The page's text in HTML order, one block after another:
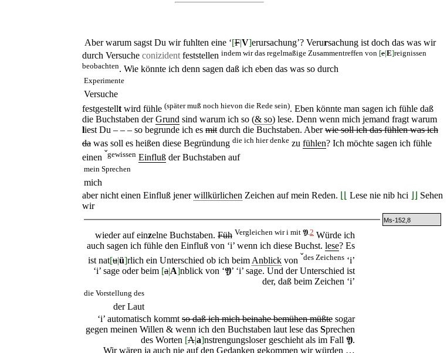
Aber warum sagst Du wir fuhlten eine ‘[F|V]erursachung’? Verursachung ist doch das was wir
durch Versuche conizidentfeststellen indem wir das regelmaßige Zusammentreffen von [e|E]reignissen
beobachten. Wie könnte ich denn sagen daß ich eben das was so durch
Experimente
Versuche
festgestellt wird fühle (später muß noch hievon die Rede sein). Eben könnte man sagen ich fühle daß
die Buchstaben derGrund sind warum ich so (& so) lese. Denn wenn mich jemand fragt warum
liest Du – – – so begrunde ich es mit durch die Buchstaben. Aberwie soll ich das fühlen was ich
da was soll es heißen diese Begründung die ich hier denke zu fühlen? Ich möchte sagen ich fühle
einen ˇgewissen Einfluß der Buchstaben auf
mein Sprechen
mich
aber nicht einen Einfluß jenerwillkürlichen Zeichen auf mein Reden. Lese nie nib hci
Sehen
wir
Ms-152,8
wieder auf einzelne Buchstaben. Füh Vergleichen wir i mit 𝖄 2 Würde ich
auch sagen ich fühle den Einfluß von ‘i’ wenn ich diese Buchst. lese? Es
ist nat[u|ü]rlich ein Unterschied ob ich beim Anblick von ˇdes Zeichens ‘i’
‘i’ sage oder beim [a|A]nblick von ‘𝖄’ ‘i’ sage. Und der Unterschied ist
der, daß beim Zeichen ‘i’
die Vorstellung des
der Laut
‘i’ automatisch kommt so daß ich mich beinahe bemühen müßte sogar
gegen meinen Willen & wenn ich den Buchstaben laut lese das Sprechen
des Worten [A|a]nstrengungsloser geschieht als im Fall 𝖄.
Wir wären ja auch nie auf den Gedanken gekommen wir würden …